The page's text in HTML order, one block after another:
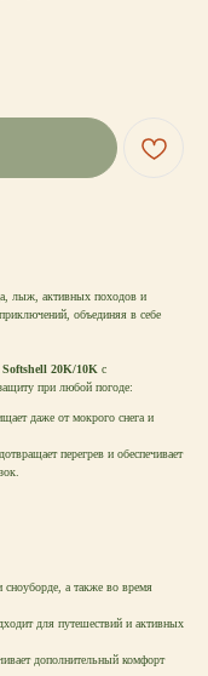
лыж, активных походов и
объединяя в себе
Softshell 20K/10K с
при любой погоде:
даже от мокрого снега и
перегрев и обеспечивает
а также во время
для путешествий и активных
дополнительный комфорт